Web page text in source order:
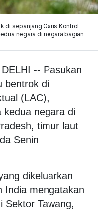
di sepanjang Garis Kontrol
negara di negara bagian
-- Pasukan
bentrok di
(LAC),
kedua negara di
timur laut
Senin
dikeluarkan
India mengatakan
Sektor Tawang,